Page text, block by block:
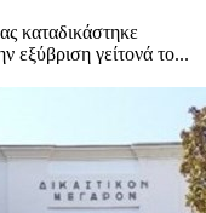
καταδικάστηκε
εξύβριση γείτονά το...